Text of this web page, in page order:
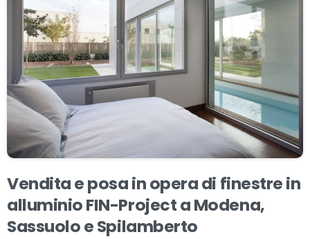
Venditaeposainoperadi finestrein
alluminioFIN-ProjectaModena,
SassuoloeSpilamberto